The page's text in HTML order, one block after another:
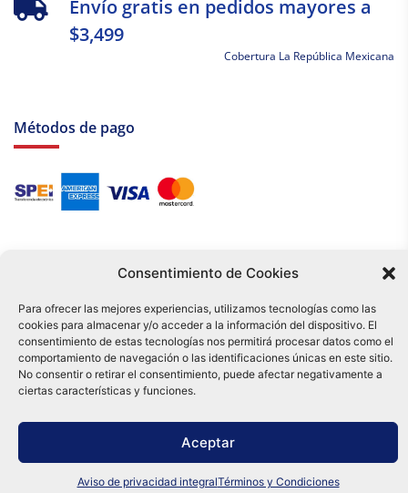
Consentimiento de Cookies
Para ofrecer las mejores experiencias, utilizamos tecnologías como las
cookies para almacenar y/o acceder a la información del dispositivo. El
consentimiento de estas tecnologías nos permitirá procesar datos como el
comportamiento de navegación o las identificaciones únicas en este sitio.
No consentir o retirar el consentimiento, puede afectar negativamente a
ciertas características y funciones.
Aceptar
Aviso de privacidad integralTérminos y Condiciones
Envío gratis en pedidos mayores a
$3,499
Cobertura La República Mexicana
Métodos de pago
Tu compra es respaldada por nuestro certificado SSL y operada bajo las
mejores prácticas de seguridad.
Distribuidora Tamex - México
e-commerce